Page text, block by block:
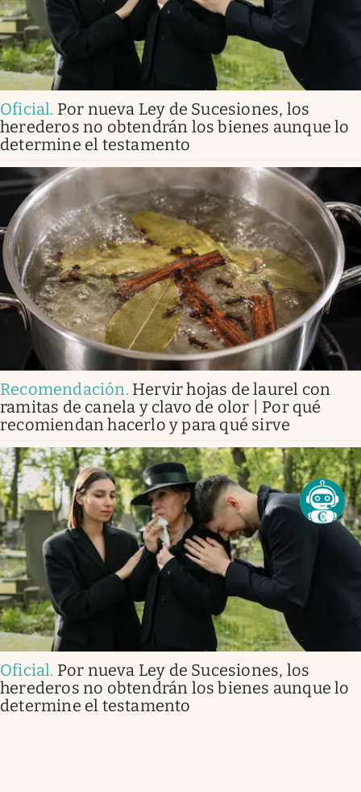
Oficial. Por nueva Ley de Sucesiones, los
herederos no obtendrán los bienes aunque lo
determine el testamento
Recomendación. Hervir hojas de laurel con
ramitas de canela y clavo de olor | Por qué
recomiendan hacerlo y para qué sirve
Oficial. Por nueva Ley de Sucesiones, los
herederos no obtendrán los bienes aunque lo
determine el testamento